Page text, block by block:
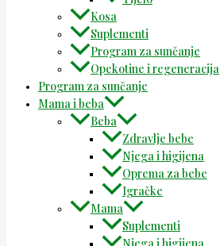
Kosa
Suplementi
Program za sunčanje
Opekotine i regeneracija
Program za sunčanje
Mama i beba
Beba
Zdravlje bebe
Njega i higijena
Oprema za bebe
Igračke
Mama
Suplementi